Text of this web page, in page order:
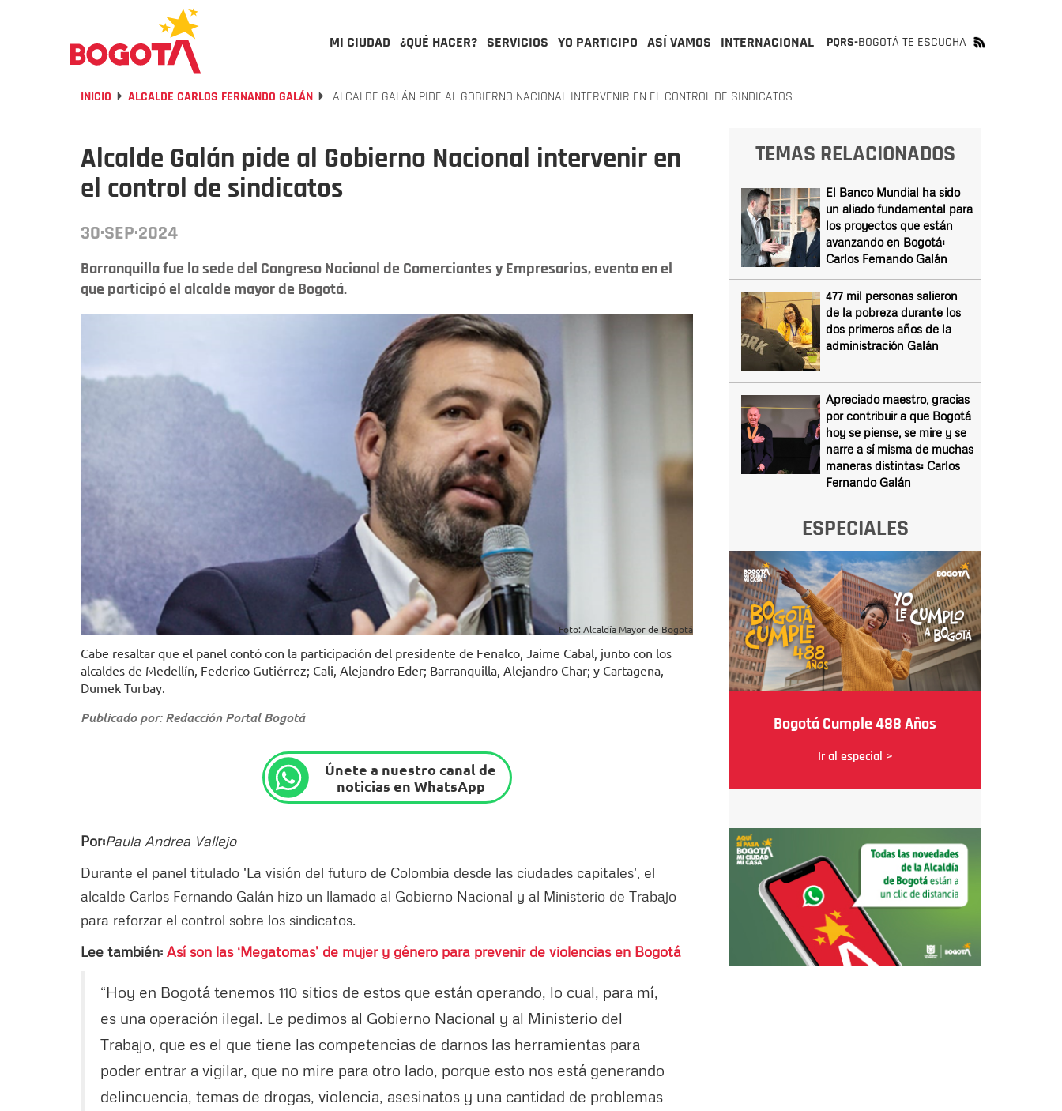
MI CIUDAD ¿QUÉ HACER? SERVICIOS YO PARTICIPO ASÍ VAMOS INTERNACIONAL PQRS-BOGOTÁ TE ESCUCHA
INICIO ALCALDE CARLOS FERNANDO GALÁN ALCALDE GALÁN PIDE AL GOBIERNO NACIONAL INTERVENIR EN EL CONTROL DE SINDICATOS
Alcalde Galán pide al Gobierno Nacional intervenir en
el control de sindicatos
30·SEP·2024
Barranquilla fue la sede del Congreso Nacional de Comerciantes y Empresarios, evento en el
que participó el alcalde mayor de Bogotá.
Foto: Alcaldía Mayor de Bogotá
Cabe resaltar que el panel contó con la participación del presidente de Fenalco, Jaime Cabal, junto con los
alcaldes de Medellín, Federico Gutiérrez; Cali, Alejandro Eder; Barranquilla, Alejandro Char; y Cartagena,
Dumek Turbay.
Publicado por: Redacción Portal Bogotá
Únete a nuestro canal de
noticias en WhatsApp
Por:Paula Andrea Vallejo
Durante el panel titulado 'La visión del futuro de Colombia desde las ciudades capitales', el
alcalde Carlos Fernando Galán hizo un llamado al Gobierno Nacional y al Ministerio de Trabajo
para reforzar el control sobre los sindicatos.
Lee también: Así son las ‘Megatomas’ de mujer y género para prevenir de violencias en Bogotá
“Hoy en Bogotá tenemos 110 sitios de estos que están operando, lo cual, para mí,
es una operación ilegal. Le pedimos al Gobierno Nacional y al Ministerio del
Trabajo, que es el que tiene las competencias de darnos las herramientas para
poder entrar a vigilar, que no mire para otro lado, porque esto nos está generando
delincuencia, temas de drogas, violencia, asesinatos y una cantidad de problemas
TEMAS RELACIONADOS
El Banco Mundial ha sido
un aliado fundamental para
los proyectos que están
avanzando en Bogotá:
Carlos Fernando Galán
477 mil personas salieron
de la pobreza durante los
dos primeros años de la
administración Galán
Apreciado maestro, gracias
por contribuir a que Bogotá
hoy se piense, se mire y se
narre a sí misma de muchas
maneras distintas: Carlos
Fernando Galán
ESPECIALES
Bogotá Cumple 488 Años
Ir al especial >